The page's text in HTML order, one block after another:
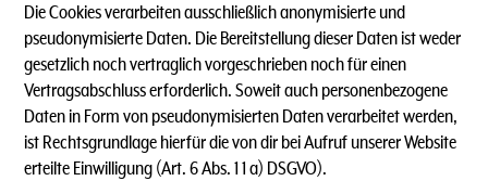
Die Cookies verarbeiten ausschließlich anonymisierte und
pseudonymisierte Daten. Die Bereitstellung dieser Daten ist weder
gesetzlich noch vertraglich vorgeschrieben noch für einen
Vertragsabschluss erforderlich. Soweit auch personenbezogene
Daten in Form von pseudonymisierten Daten verarbeitet werden,
ist Rechtsgrundlage hierfür die von dir bei Aufruf unserer Website
erteilte Einwilligung (Art. 6 Abs. 1 1 a) DSGVO).